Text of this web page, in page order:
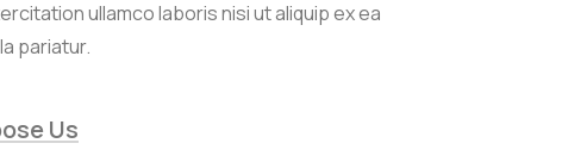
ullamco laboris nisi ut aliquip ex ea
pariatur.
Us